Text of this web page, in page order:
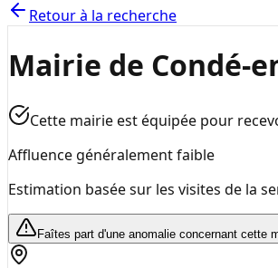
Retour à la recherche
Mairie de Condé-
Cette mairie est équipée pour
Affluence généralement faible
Estimation basée sur les visites de la
Faîtes part d'une anomalie concernant cette